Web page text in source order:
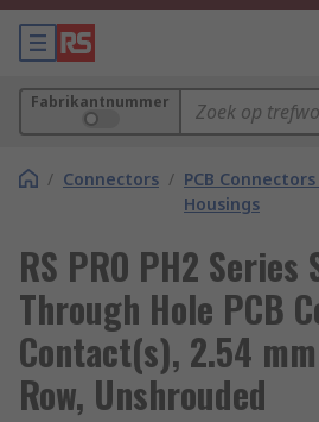
Fabrikantnummer
/ Connectors / PCB
Housings
RS PRO PH2
Through Hole PCB
Contact(s), 2.54
Row, Unshrouded